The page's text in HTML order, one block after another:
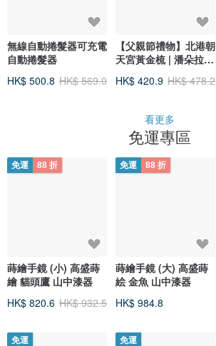
無線自動捲髮器可充電
自動捲髮器
HK$ 500.8 HK$ 569.0
【父親節禮物】北港朝
天宮黃金梳 | 潘朵拉的
HK$ 420.9 HK$ 478.2
看更多
免運專區
免運 88 折
蒔繪手鏡 (小) 高盛蒔
繪 貓頭鷹 山中漆器
HK$ 820.6 HK$ 932.5
免運
免運 88 折
蒔繪手鏡 (大) 高盛蒔
絵 金魚 山中漆器
HK$ 984.8
免運